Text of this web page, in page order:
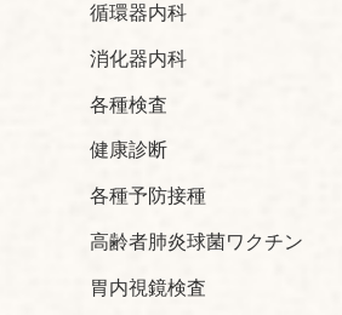
循環器内科
消化器内科
各種検査
健康診断
各種予防接種
高齢者肺炎球菌ワクチン
胃内視鏡検査